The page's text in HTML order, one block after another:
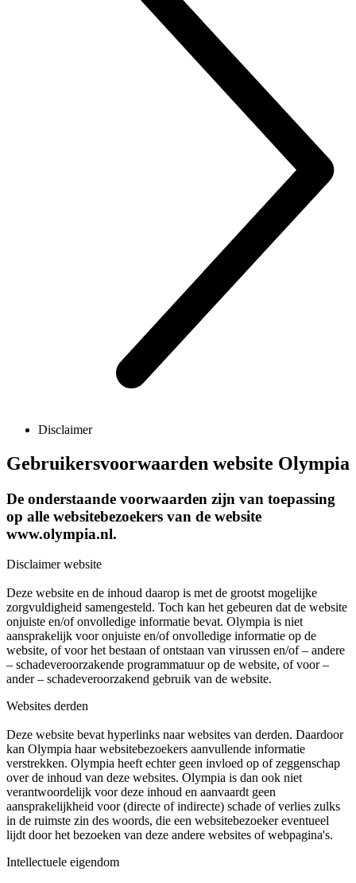
Disclaimer
Gebruikersvoorwaarden website Olympia
De onderstaande voorwaarden zijn van toepassing
op alle websitebezoekers van de website
www.olympia.nl.
Disclaimer website
Deze website en de inhoud daarop is met de grootst mogelijke
zorgvuldigheid samengesteld. Toch kan het gebeuren dat de website
onjuiste en/of onvolledige informatie bevat. Olympia is niet
aansprakelijk voor onjuiste en/of onvolledige informatie op de
website, of voor het bestaan of ontstaan van virussen en/of – andere
– schadeveroorzakende programmatuur op de website, of voor –
ander – schadeveroorzakend gebruik van de website.
Websites derden
Deze website bevat hyperlinks naar websites van derden. Daardoor
kan Olympia haar websitebezoekers aanvullende informatie
verstrekken. Olympia heeft echter geen invloed op of zeggenschap
over de inhoud van deze websites. Olympia is dan ook niet
verantwoordelijk voor deze inhoud en aanvaardt geen
aansprakelijkheid voor (directe of indirecte) schade of verlies zulks
in de ruimste zin des woords, die een websitebezoeker eventueel
lijdt door het bezoeken van deze andere websites of webpagina's.
Intellectuele eigendom